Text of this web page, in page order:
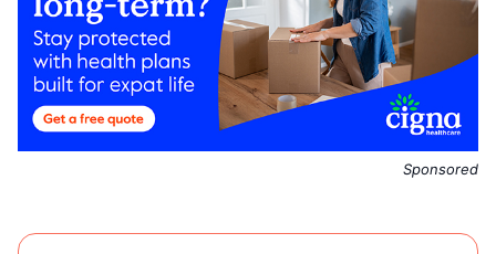
Sponsored